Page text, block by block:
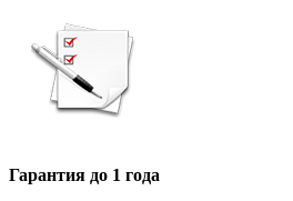
Гарантия до 1 года